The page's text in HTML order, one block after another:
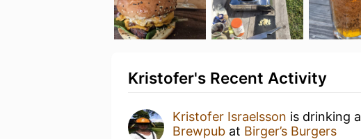
Kristofer's Recent Activity
Kristofer Israelsson is drinking a
Brewpub at Birger’s Burgers